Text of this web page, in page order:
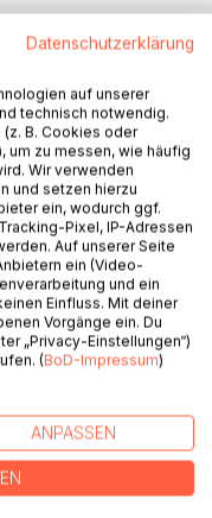
zum Mitgefühl -
seiner Umwelt
Kulturgeschichte
Folge derer der
einbüßte.
Blick auch
mehr als
den einzelnen
- zum
die
des “Ganzen”
Datenschutzerklärung
auf unserer
technisch notwendig.
B. Cookies oder
um zu messen, wie häufig
Wir verwenden
und setzen hierzu
ein, wodurch ggf.
Pixel, IP-Adressen
Auf unserer Seite
ein (Video-
und ein
Einfluss. Mit deiner
Vorgänge ein. Du
„Privacy-Einstellungen“)
(BoD-Impressum)
ANPASSEN